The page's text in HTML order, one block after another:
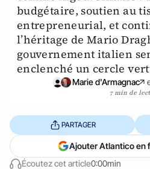
budgétaire, soutien au
entrepreneurial, et
l’héritage de Mario
gouvernement italien
enclenché un cercle
Marie d'Armagnac
7 min de
Écoutez cet article0:00min
PARTAGER
Ajouter Atlantico en